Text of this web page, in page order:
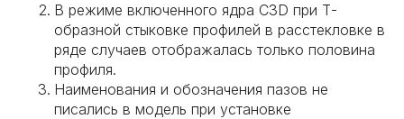
В режиме включенного ядра C3D при Т-
образной стыковке профилей в расстекловке в
ряде случаев отображалась только половина
профиля.
Наименования и обозначения пазов не
писались в модель при установке